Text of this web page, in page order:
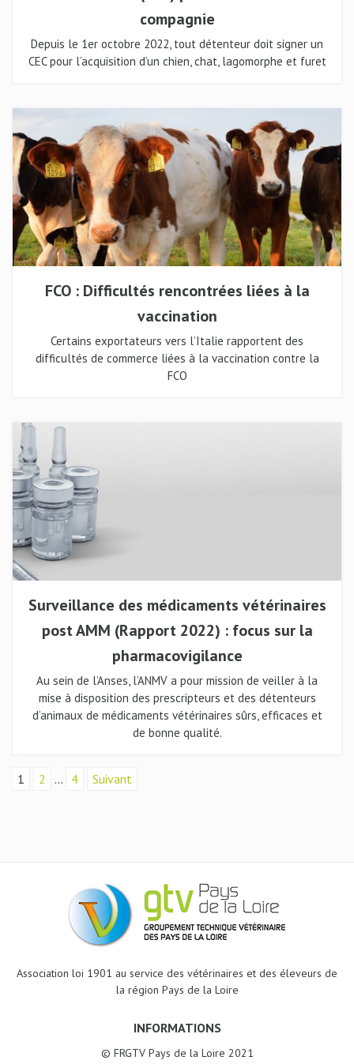
compagnie
Depuis le 1er octobre 2022, tout détenteur doit signer un
CEC pour l’acquisition d’un chien, chat, lagomorphe et furet
FCO : Difficultés rencontrées liées à la
vaccination
Certains exportateurs vers l’Italie rapportent des
difficultés de commerce liées à la vaccination contre la
FCO
Surveillance des médicaments vétérinaires
post AMM (Rapport 2022) : focus sur la
pharmacovigilance
Au sein de l’Anses, l’ANMV a pour mission de veiller à la
mise à disposition des prescripteurs et des détenteurs
d’animaux de médicaments vétérinaires sûrs, efficaces et
de bonne qualité.
1 2 … 4 Suivant
Association loi 1901 au service des vétérinaires et des éleveurs de
la région Pays de la Loire
INFORMATIONS
© FRGTV Pays de la Loire 2021